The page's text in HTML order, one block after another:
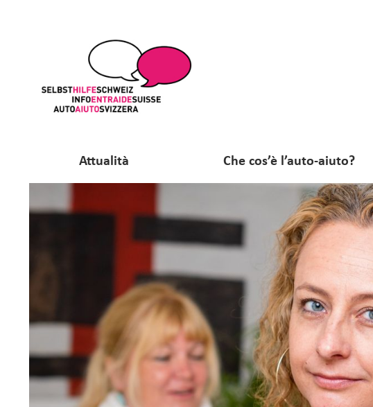
Attualità Che cos’è l’auto-aiuto?